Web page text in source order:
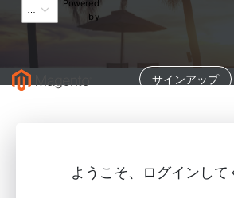
Powered
by
サインアップ
ようこそ、ログインして